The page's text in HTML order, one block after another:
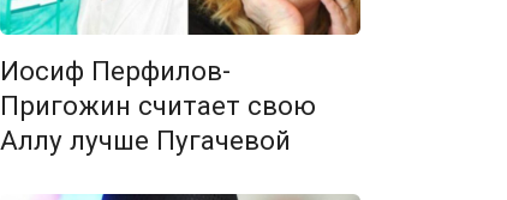
Иосиф Перфилов-
Пригожин считает свою
Аллу лучше Пугачевой